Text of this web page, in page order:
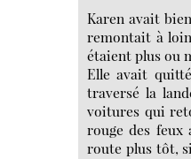
Karen avait
remontait à
étaient plus ou
Elle avait
traversé la
voitures qui
rouge des feux
route plus tôt,